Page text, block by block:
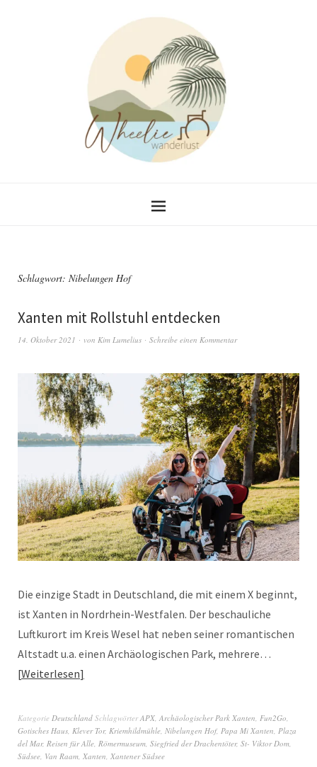
Schlagwort: Nibelungen Hof
Xanten mit Rollstuhl entdecken
14. Oktober 2021 von Kim Lumelius Schreibe einen Kommentar
Die einzige Stadt in Deutschland, die mit einem X beginnt,
ist Xanten in Nordrhein-Westfalen. Der beschauliche
Luftkurort im Kreis Wesel hat neben seiner romantischen
Altstadt u.a. einen Archäologischen Park, mehrere…
Weiterlesen
Kategorie Deutschland SchlagwörterAPX, Archäologischer Park Xanten, Fun2Go,
Gotisches Haus, Klever Tor, Kriemhildmühle, Nibelungen Hof, Papa Mi Xanten, Plaza
del Mar, Reisen für Alle, Römermuseum, Siegfried der Drachentöter, St- Viktor Dom,
Südsee, Van Raam, Xanten, Xantener Südsee